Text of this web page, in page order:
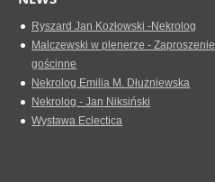
Ryszard Jan Kozłowski -Nekrolog
Malczewski w plenerze - Zaproszenie
gościnne
Nekrolog Emilia M. Dłużniewska
Nekrolog - Jan Niksiński
Wystawa Eclectica